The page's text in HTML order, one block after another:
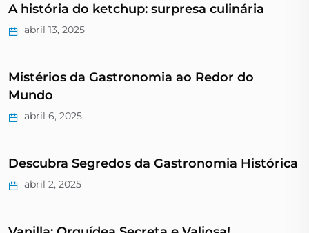
A história do ketchup: surpresa culinária
abril 13, 2025
Mistérios da Gastronomia ao Redor do
Mundo
abril 6, 2025
Descubra Segredos da Gastronomia Histórica
abril 2, 2025